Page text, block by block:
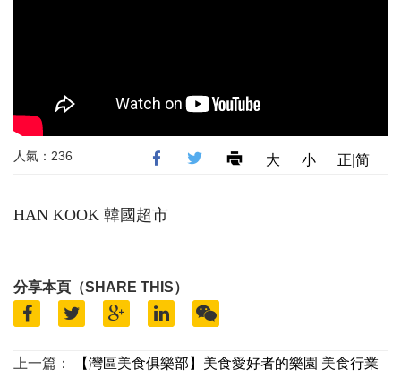
人氣：236 大 小 正|简
HAN KOOK 韓國超市
分享本頁（SHARE THIS）
上一篇：
【灣區美食俱樂部】美食愛好者的樂園 美食行業